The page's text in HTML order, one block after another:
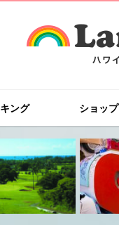
ング ショップ